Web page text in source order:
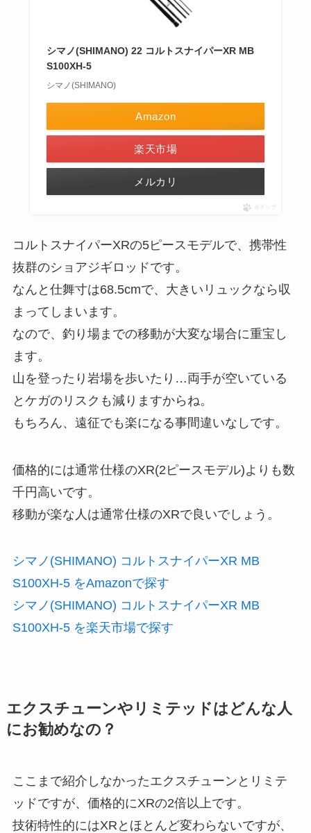
シマノ(SHIMANO) 22 コルトスナイパーXR MB
S100XH-5
シマノ(SHIMANO)
Amazon
楽天市場
メルカリ
ポチップ
コルトスナイパーXRの5ピースモデルで、携帯性
抜群のショアジギロッドです。
なんと仕舞寸は68.5cmで、大きいリュックなら収
まってしまいます。
なので、釣り場までの移動が大変な場合に重宝し
ます。
山を登ったり岩場を歩いたり…両手が空いている
とケガのリスクも減りますからね。
もちろん、遠征でも楽になる事間違いなしです。
価格的には通常仕様のXR(2ピースモデル)よりも数
千円高いです。
移動が楽な人は通常仕様のXRで良いでしょう。
シマノ(SHIMANO) コルトスナイパーXR MB
S100XH-5 をAmazonで探す
シマノ(SHIMANO) コルトスナイパーXR MB
S100XH-5 を楽天市場で探す
エクスチューンやリミテッドはどんな人
にお勧めなの？
ここまで紹介しなかったエクスチューンとリミテ
ッドですが、価格的にXRの2倍以上です。
技術特性的にはXRとほとんど変わらないですが、